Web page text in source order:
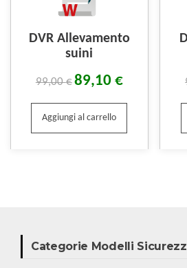
DVR Allevamento
suini
99,00€89,10 €
Aggiungi al carrello
Categorie Modelli